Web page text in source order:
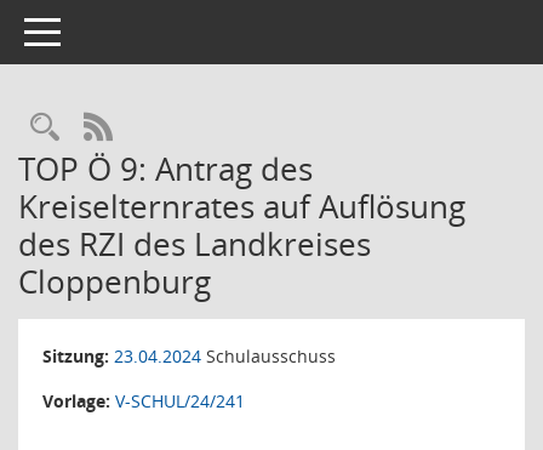
Toggle navigation
Rechercheauswahl
RSS-Feed
TOP Ö 9: Antrag des
Kreiselternrates auf Auflösung
des RZI des Landkreises
Cloppenburg
Sitzung: 23.04.2024 Schulausschuss
Vorlage: V-SCHUL/24/241